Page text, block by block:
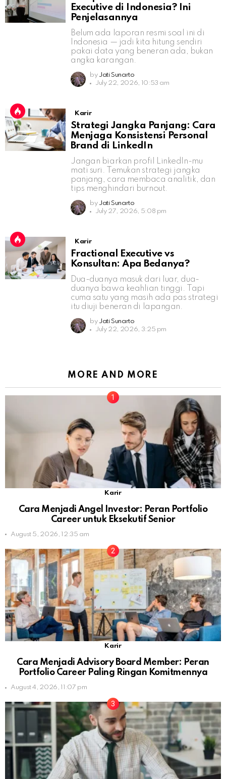
Executive di Indonesia? Ini
Penjelasannya
Belum ada laporan resmi soal ini di
Indonesia — jadi kita hitung sendiri
pakai data yang beneran ada, bukan
angka karangan.
by Jati Sunarto
July 22, 2026, 10:53 am
Karir
Strategi Jangka Panjang: Cara
Menjaga Konsistensi Personal
Brand di LinkedIn
Jangan biarkan profil LinkedIn-mu
mati suri. Temukan strategi jangka
panjang, cara membaca analitik, dan
tips menghindari burnout.
by Jati Sunarto
July 27, 2026, 5:08 pm
Karir
Fractional Executive vs
Konsultan: Apa Bedanya?
Dua-duanya masuk dari luar, dua-
duanya bawa keahlian tinggi. Tapi
cuma satu yang masih ada pas strategi
itu diuji beneran di lapangan.
by Jati Sunarto
July 22, 2026, 3:25 pm
MORE AND MORE
Karir
Cara Menjadi Angel Investor: Peran Portfolio
Career untuk Eksekutif Senior
August 5, 2026, 12:35 am
Karir
Cara Menjadi Advisory Board Member: Peran
Portfolio Career Paling Ringan Komitmennya
August 4, 2026, 11:07 pm